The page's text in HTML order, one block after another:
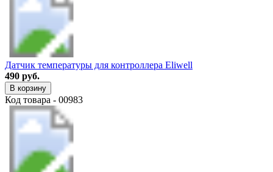
Датчик температуры для контроллера Eliwell
490 руб.
В корзину
Код товара - 00983